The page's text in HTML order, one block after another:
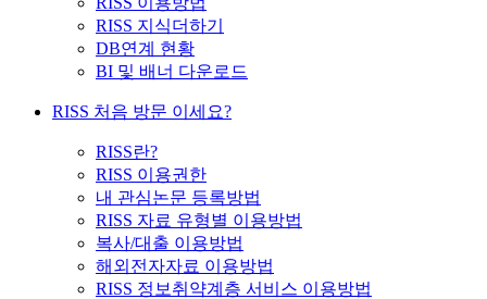
RISS 지식더하기
DB연계 현황
BI 및 배너 다운로드
RISS 처음 방문 이세요?
RISS란?
RISS 이용권한
내 관심논문 등록방법
RISS 자료 유형별 이용방법
복사/대출 이용방법
해외전자자료 이용방법
RISS 정보취약계층 서비스 이용방법